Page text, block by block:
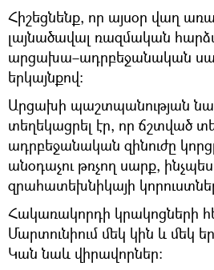
Հիշեցնենք, որ այսօր վաղ
լայնածավալ ռազմական
արցախա–ադրբեջանական
երկայնքով:
Արցախի պաշտպանության
տեղեկացրել էր, որ ճշտված
ադրբեջանական զինուժը
անօդաչու թռչող սարք,
զրահատեխնիկայի
Հակառակորդի կրակոցների
Մարտունիում մեկ կին և մեկ
Կան նաև վիրավորներ։